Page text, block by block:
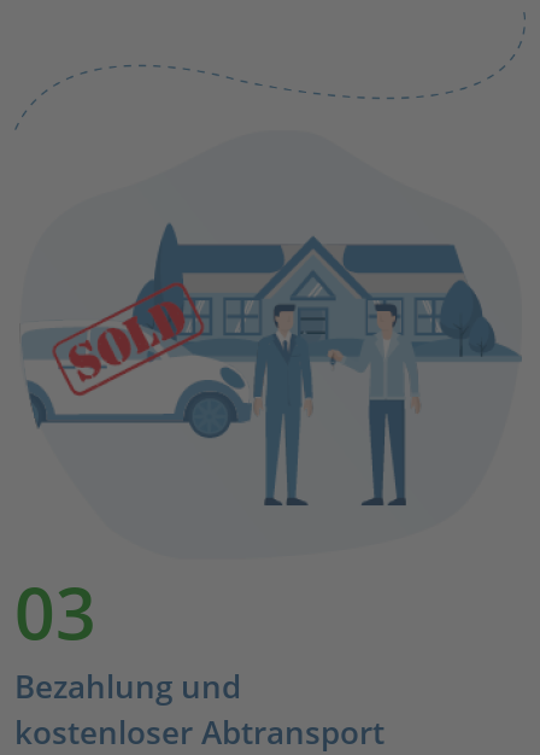
03
Bezahlung und
kostenloser Abtransport